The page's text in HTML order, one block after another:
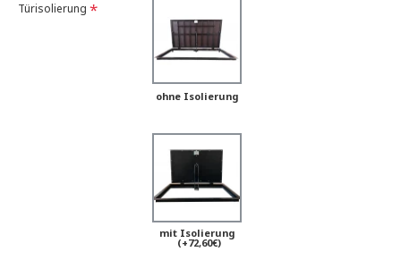
Türisolierung
ohne Isolierung
mit Isolierung
(+72,60€)